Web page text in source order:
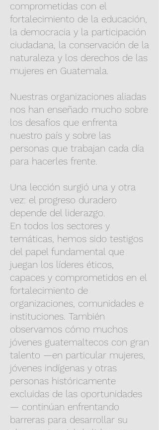
comprometidas con el
fortalecimiento de la educación,
la democracia y la participación
ciudadana, la conservación de la
naturaleza y los derechos de las
mujeres en Guatemala.
Nuestras organizaciones aliadas
nos han enseñado mucho sobre
los desafíos que enfrenta
nuestro país y sobre las
personas que trabajan cada día
para hacerles frente.
Una lección surgió una y otra
vez: el progreso duradero
depende del liderazgo.
En todos los sectores y
temáticas, hemos sido testigos
del papel fundamental que
juegan los líderes éticos,
capaces y comprometidos en el
fortalecimiento de
organizaciones, comunidades e
instituciones. También
observamos cómo muchos
jóvenes guatemaltecos con gran
talento —en particular mujeres,
jóvenes indígenas y otras
personas históricamente
excluidas de las oportunidades
— continúan enfrentando
barreras para desarrollar su